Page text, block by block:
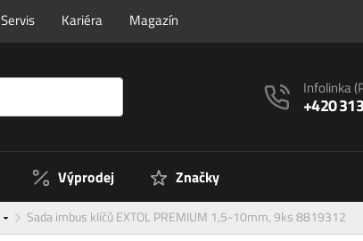
Servis Kariéra Magazín
Infolinka
+420
Výprodej Značky
Sada imbus klíčů EXTOL PREMIUM 1,5-10mm, 9ks 8819312